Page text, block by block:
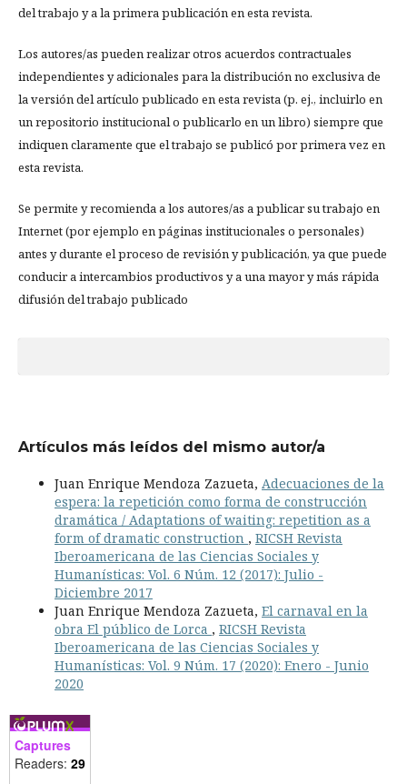
del trabajo y a la primera publicación en esta revista.
Los autores/as pueden realizar otros acuerdos contractuales
independientes y adicionales para la distribución no exclusiva de
la versión del artículo publicado en esta revista (p. ej., incluirlo en
un repositorio institucional o publicarlo en un libro) siempre que
indiquen claramente que el trabajo se publicó por primera vez en
esta revista.
Se permite y recomienda a los autores/as a publicar su trabajo en
Internet (por ejemplo en páginas institucionales o personales)
antes y durante el proceso de revisión y publicación, ya que puede
conducir a intercambios productivos y a una mayor y más rápida
difusión del trabajo publicado
Artículos más leídos del mismo autor/a
Juan Enrique Mendoza Zazueta, Adecuaciones de la
espera: la repetición como forma de construcción
dramática / Adaptations of waiting: repetition as a
form of dramatic construction , RICSH Revista
Iberoamericana de las Ciencias Sociales y
Humanísticas: Vol. 6 Núm. 12 (2017): Julio -
Diciembre 2017
Juan Enrique Mendoza Zazueta, El carnaval en la
obra El público de Lorca , RICSH Revista
Iberoamericana de las Ciencias Sociales y
Humanísticas: Vol. 9 Núm. 17 (2020): Enero - Junio
2020
Captures
Readers: 29